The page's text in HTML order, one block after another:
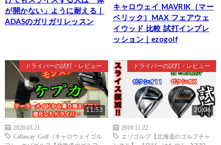
が開かない」ように耐える｜
ADASのガリガリレッスン
キャロウェイ MAVRIK（マー
ベリック）MAX フェアウェ
イウッド 比較 試打インプレ
ッション｜ezogolf
ドライバーの試打・レビュー
11:53
2020.03.21
Callaway Golf（キャロウェイゴル
ドライバーの試打・レビュー
20:06
2019.11.22
エゾゴルフ【北海道のゴルフチャ